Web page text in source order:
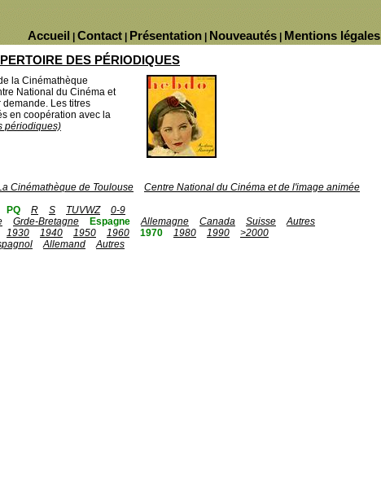
Mentions légales
Nouveautés
Présentation
Contact
Accueil
DES PÉRIODIQUES
la Cinémathèque
National du Cinéma et
Les titres
en coopération avec la
périodiques)
Cinémathèque de Toulouse
Centre National du Cinéma et de l'image animée
PQ R S TUVWZ
0-9
Grde-Bretagne Espagne Allemagne Canada Suisse
Autres
1930 1940 1950 1960 1970 1980 1990
>2000
Allemand
Autres